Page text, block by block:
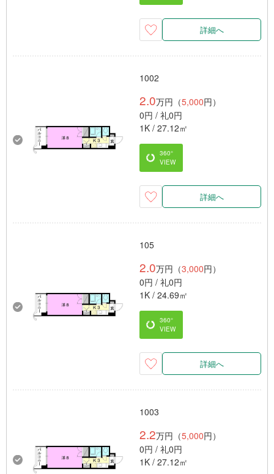
詳細へ
1002
2.0万円（5,000円）
0円 / 礼0円
1K / 27.12㎡
360°
VIEW
詳細へ
105
2.0万円（3,000円）
0円 / 礼0円
1K / 24.69㎡
360°
VIEW
詳細へ
1003
2.2万円（5,000円）
0円 / 礼0円
1K / 27.12㎡